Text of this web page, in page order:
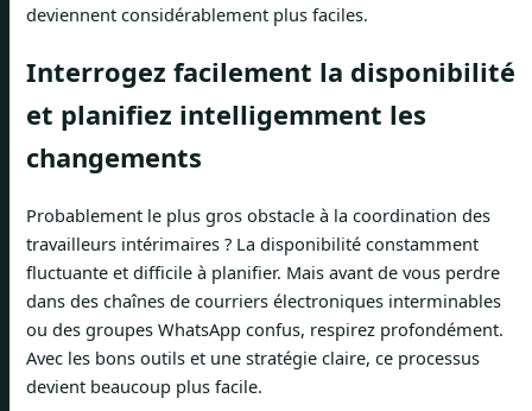
deviennent considérablement plus faciles.
Interrogez facilement la disponibilité
et planifiez intelligemment les
changements
Probablement le plus gros obstacle à la coordination des
travailleurs intérimaires ? La disponibilité constamment
fluctuante et difficile à planifier. Mais avant de vous perdre
dans des chaînes de courriers électroniques interminables
ou des groupes WhatsApp confus, respirez profondément.
Avec les bons outils et une stratégie claire, ce processus
devient beaucoup plus facile.